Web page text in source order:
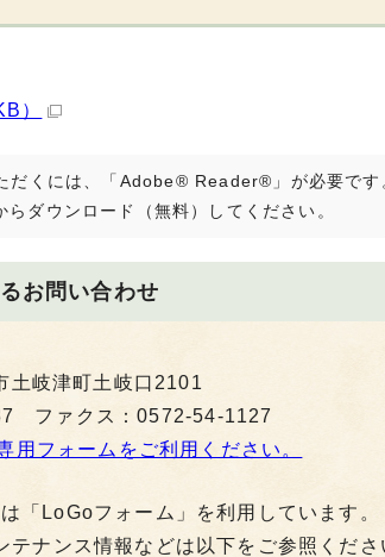
）
だくには、「Adobe® Reader®」が必要です
らダウンロード（無料）してください。
お問い合わせ
岐津町土岐口2101
ファクス：0572-54-1127
用フォームをご利用ください。
「LoGoフォーム」を利用しています。
テナンス情報などは以下をご参照くださ